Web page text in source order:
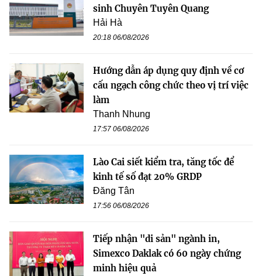
sinh Chuyên Tuyên Quang
Hải Hà
20:18 06/08/2026
Hướng dẫn áp dụng quy định về cơ
cấu ngạch công chức theo vị trí việc
làm
Thanh Nhung
17:57 06/08/2026
Lào Cai siết kiểm tra, tăng tốc để
kinh tế số đạt 20% GRDP
Đăng Tân
17:56 06/08/2026
Tiếp nhận "di sản" ngành in,
Simexco Daklak có 60 ngày chứng
minh hiệu quả